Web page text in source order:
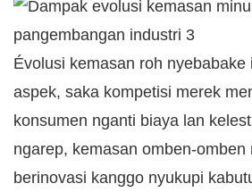
Évolusi kemasan roh nyebabake
aspek, saka kompetisi merek
konsumen nganti biaya lan
ngarep, kemasan omben-
berinovasi kanggo nyukupi